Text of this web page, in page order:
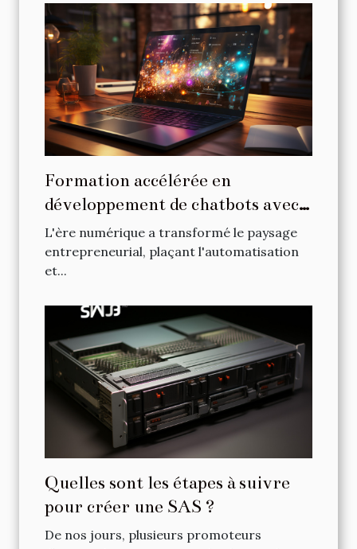
Formation accélérée en
développement de chatbots avec
ChatGPT pour les entrepreneurs
L'ère numérique a transformé le paysage
entrepreneurial, plaçant l'automatisation
et...
Quelles sont les étapes à suivre
pour créer une SAS ?
De nos jours, plusieurs promoteurs